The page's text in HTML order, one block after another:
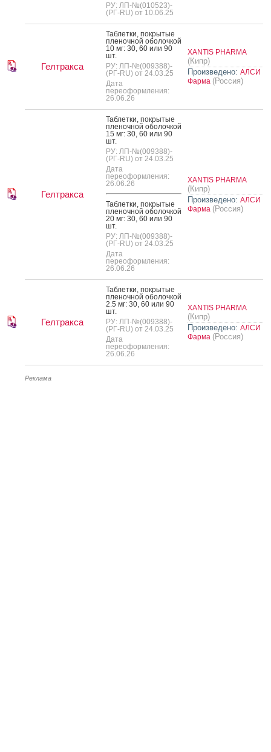
РУ: ЛП-№(010523)-
(РГ-RU) от 10.06.25
Гелтракса
Таб­летки, пок­ры­тые
пле­ноч­ной обо­лоч­кой
10 мг: 30, 60 или 90
шт.
РУ: ЛП-№(009388)-
(РГ-RU) от 24.03.25
Дата
переоформления:
26.06.26
XANTIS PHARMA
(Кипр)
Произведено: АЛСИ
Фарма (Россия)
Гелтракса
Таб­летки, пок­ры­тые
пле­ноч­ной обо­лоч­кой
15 мг: 30, 60 или 90
шт.
РУ: ЛП-№(009388)-
(РГ-RU) от 24.03.25
Дата
переоформления:
26.06.26
Таб­летки, пок­ры­тые
пле­ноч­ной обо­лоч­кой
20 мг: 30, 60 или 90
шт.
РУ: ЛП-№(009388)-
(РГ-RU) от 24.03.25
Дата
переоформления:
26.06.26
XANTIS PHARMA
(Кипр)
Произведено: АЛСИ
Фарма (Россия)
Гелтракса
Таб­летки, пок­ры­тые
пле­ноч­ной обо­лоч­кой
2.5 мг: 30, 60 или 90
шт.
РУ: ЛП-№(009388)-
(РГ-RU) от 24.03.25
Дата
переоформления:
26.06.26
XANTIS PHARMA
(Кипр)
Произведено: АЛСИ
Фарма (Россия)
Реклама